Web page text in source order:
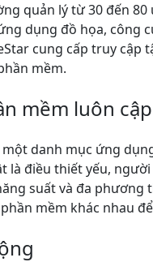
quản lý từ 30 đến
dụng đồ họa,
cung cấp truy
mềm.
mềm luôn
danh mục ứng
là điều thiết yếu,
suất và đa
mềm khác nhau